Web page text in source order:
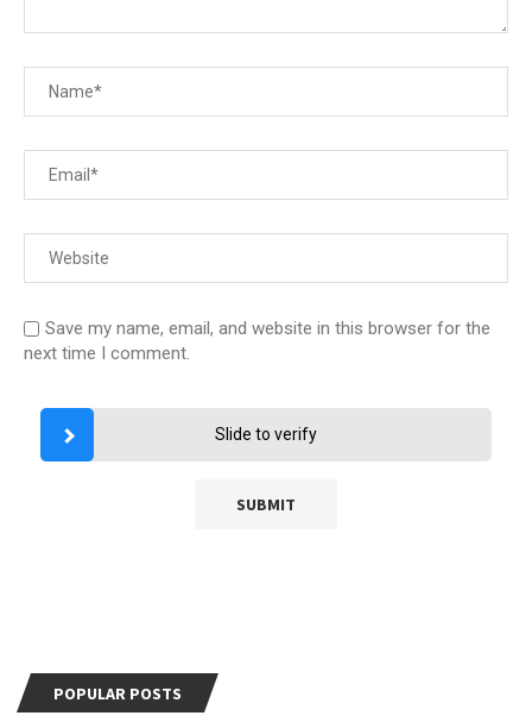
Save my name, email, and website in this browser for the
next time I comment.
Slide to verify
POPULAR POSTS